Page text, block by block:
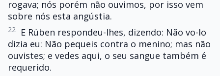
rogava; nós porém não ouvimos, por isso vem
sobre nós esta angústia.
22
E Rúben respondeu-lhes, dizendo: Não vo-lo
dizia eu: Não pequeis contra o menino; mas não
ouvistes; e vedes aqui, o seu sangue também é
requerido.